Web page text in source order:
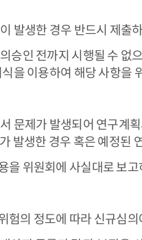
발생한 경우 반드시 제출
승인 전까지 시행될 수 없
을 이용하여 해당 사항을
문제가 발생되어 연구계
발생한 경우 혹은 예정된
을 위원회에 사실대로 보고
험의 정도에 따라 신규심